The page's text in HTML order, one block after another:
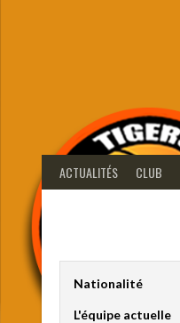
ACTUALITÉS CLUB
Nationalité
L'équipe actuelle